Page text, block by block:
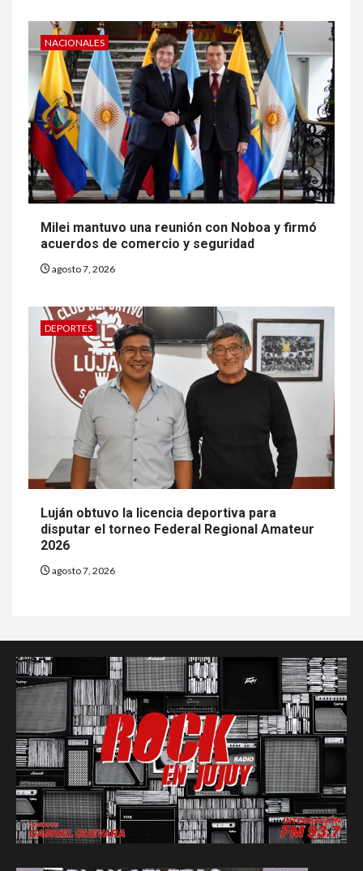
NACIONALES
Milei mantuvo una reunión con Noboa y firmó
acuerdos de comercio y seguridad
agosto 7, 2026
DEPORTES
Luján obtuvo la licencia deportiva para
disputar el torneo Federal Regional Amateur
2026
agosto 7, 2026